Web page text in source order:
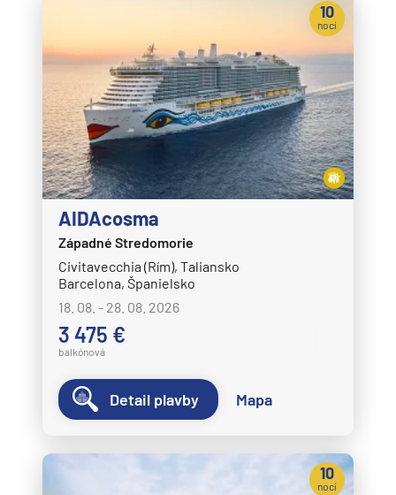
AIDAcosma
Západné Stredomorie
Civitavecchia (Rím), Taliansko
Barcelona, Španielsko
18. 08. - 28. 08. 2026
3 475 €
balkónová
10
nocí
Detail plavby Mapa
10
nocí